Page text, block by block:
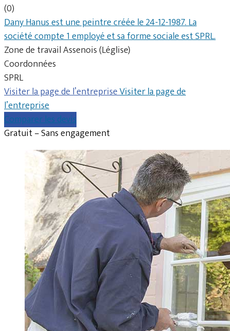
(0)
Dany Hanus est une peintre créée le 24-12-1987. La
société compte 1 employé et sa forme sociale est SPRL.
Zone de travail Assenois (Léglise)
Coordonnées
SPRL
Visiter la page de l’entrepriseVisiter la page de
l’entreprise
Comparer les devis
Gratuit – Sans engagement